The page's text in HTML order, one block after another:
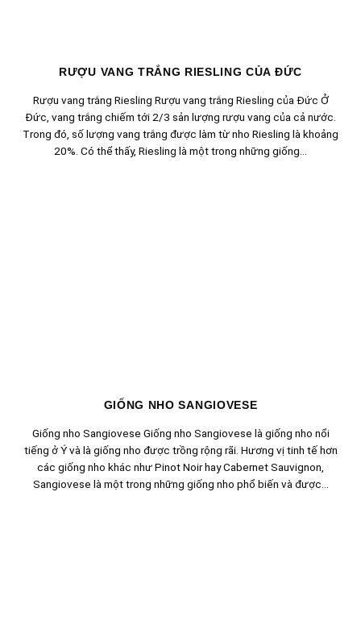
RƯỢU VANG TRẮNG RIESLING CỦA ĐỨC
Rượu vang trắng Riesling Rượu vang trắng Riesling của Đức Ở
Đức, vang trắng chiếm tới 2/3 sản lượng rượu vang của cả nước.
Trong đó, số lượng vang trắng được làm từ nho Riesling là khoảng
20%. Có thể thấy, Riesling là một trong những giống...
GIỐNG NHO SANGIOVESE
Giống nho Sangiovese Giống nho Sangiovese là giống nho nổi
tiếng ở Ý và là giống nho được trồng rộng rãi. Hương vị tinh tế hơn
các giống nho khác như Pinot Noir hay Cabernet Sauvignon,
Sangiovese là một trong những giống nho phổ biến và được...